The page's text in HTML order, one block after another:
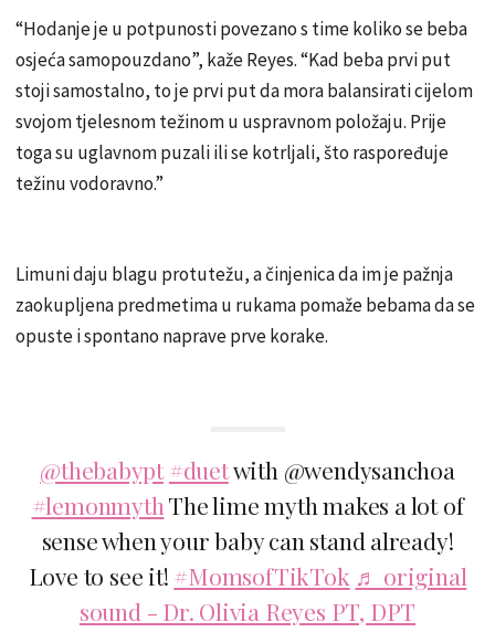
“Hodanje je u potpunosti povezano s time koliko se beba
osjeća samopouzdano”, kaže Reyes. “Kad beba prvi put
stoji samostalno, to je prvi put da mora balansirati cijelom
svojom tjelesnom težinom u uspravnom položaju. Prije
toga su uglavnom puzali ili se kotrljali, što raspoređuje
težinu vodoravno.”
Limuni daju blagu protutežu, a činjenica da im je pažnja
zaokupljena predmetima u rukama pomaže bebama da se
opuste i spontano naprave prve korake.
@thebabypt #duetwith @wendysanchoa
#lemonmyth The lime myth makes a lot of
sense when your baby can stand already!
Love to see it! #MomsofTikTok ♬ original
sound - Dr. Olivia Reyes PT, DPT